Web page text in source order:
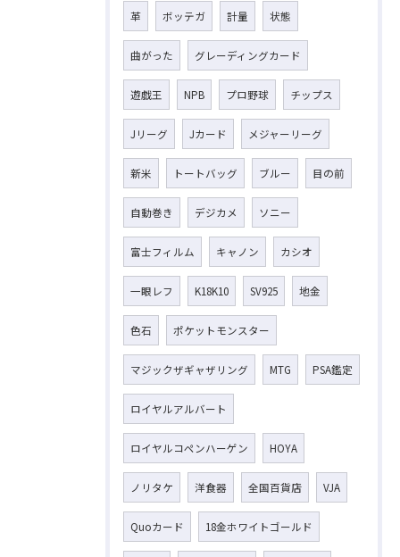
革 ボッテガ 計量 状態
曲がった グレーディングカード
遊戯王 NPB プロ野球 チップス
Jリーグ Jカード メジャーリーグ
新米 トートバッグ ブルー 目の前
自動巻き デジカメ ソニー
富士フィルム キャノン カシオ
一眼レフ K18K10 SV925 地金
色石 ポケットモンスター
マジックザギャザリング MTG PSA鑑定
ロイヤルアルバート
ロイヤルコペンハーゲン HOYA
ノリタケ 洋食器 全国百貨店 VJA
Quoカード 18金ホワイトゴールド